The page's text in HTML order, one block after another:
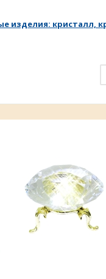
изделия: кристалл,